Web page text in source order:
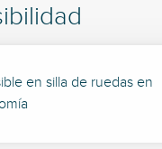
en silla de ruedas en